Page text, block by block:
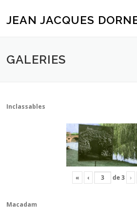
contenu
JEAN JACQUES
GALERIES
Inclassables
« ‹ de3 ›
Macadam